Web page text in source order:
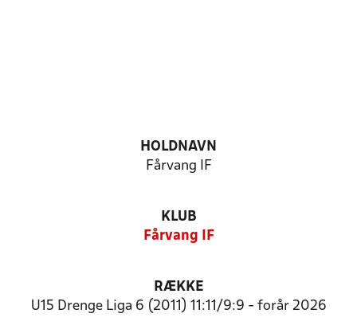
HOLDNAVN
Fårvang IF
KLUB
Fårvang IF
RÆKKE
U15 Drenge Liga 6 (2011) 11:11/9:9 - forår 2026